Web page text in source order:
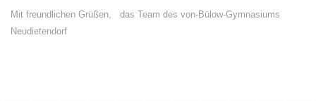
Mit freundlichen Grüßen, das Team des von-Bülow-Gymnasiums
Neudietendorf